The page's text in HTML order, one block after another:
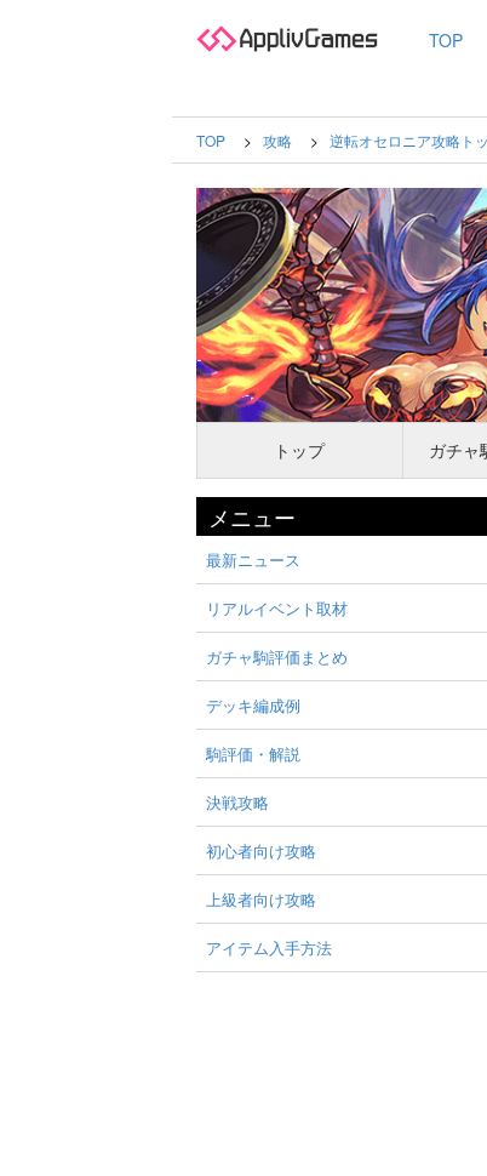
TOP
TOP 攻略 逆転オセロニア攻略ト
トップ ガチャ
メニュー
最新ニュース
リアルイベント取材
ガチャ駒評価まとめ
デッキ編成例
駒評価・解説
決戦攻略
初心者向け攻略
上級者向け攻略
アイテム入手方法